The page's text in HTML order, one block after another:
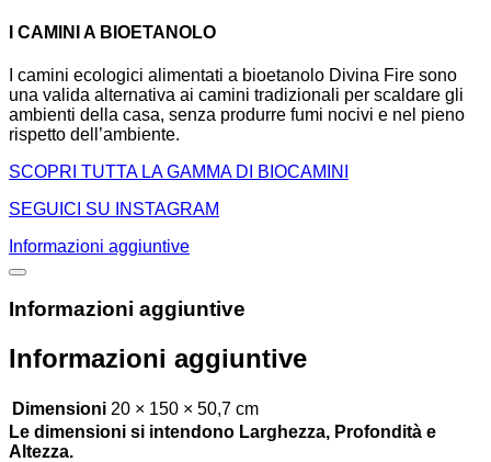
I CAMINI A BIOETANOLO
I camini ecologici alimentati a bioetanolo Divina Fire sono
una valida alternativa ai camini tradizionali per scaldare gli
ambienti della casa, senza produrre fumi nocivi e nel pieno
rispetto dell’ambiente.
SCOPRI TUTTA LA GAMMA DI BIOCAMINI
SEGUICI SU INSTAGRAM
Informazioni aggiuntive
Informazioni aggiuntive
Informazioni aggiuntive
Dimensioni 20 × 150 × 50,7 cm
Le dimensioni si intendono Larghezza, Profondità e
Altezza.